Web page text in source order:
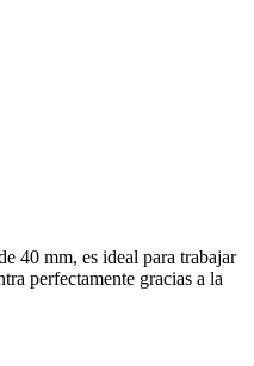
40 mm, es ideal para trabajar
perfectamente gracias a la